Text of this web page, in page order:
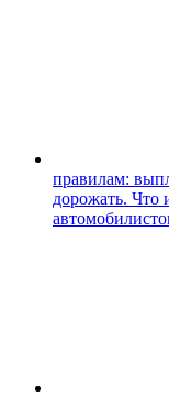
правилам:
дорожать. Что